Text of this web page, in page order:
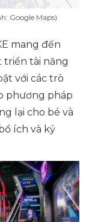
Google Maps)
mang đến
tài năng
với các trò
phương pháp
lại cho bé và
ích và kỷ